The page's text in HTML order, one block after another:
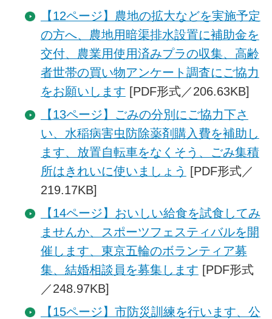
【12ページ】農地の拡大などを実施予定
の方へ、農地用暗渠排水設置に補助金を
交付、農業用使用済みプラの収集、高齢
者世帯の買い物アンケート調査にご協力
をお願いします [PDF形式／206.63KB]
【13ページ】ごみの分別にご協力下さ
い、水稲病害虫防除薬剤購入費を補助し
ます、放置自転車をなくそう、ごみ集積
所はきれいに使いましょう [PDF形式／
219.17KB]
【14ページ】おいしい給食を試食してみ
ませんか、スポーツフェスティバルを開
催します、東京五輪のボランティア募
集、結婚相談員を募集します [PDF形式
／248.97KB]
【15ページ】市防災訓練を行います、公